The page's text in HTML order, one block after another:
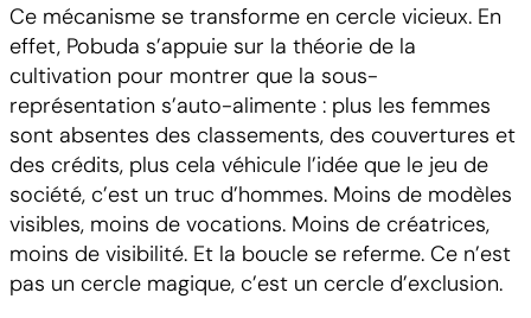
Ce mécanisme se transforme en cercle vicieux. En
effet, Pobuda s’appuie sur la théorie de la
cultivation pour montrer que la sous-
représentation s’auto-alimente : plus les femmes
sont absentes des classements, des couvertures et
des crédits, plus cela véhicule l’idée que le jeu de
société, c’est un truc d’hommes. Moins de modèles
visibles, moins de vocations. Moins de créatrices,
moins de visibilité. Et la boucle se referme. Ce n’est
pas un cercle magique, c’est un cercle d’exclusion.